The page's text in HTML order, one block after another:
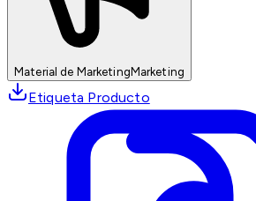
Material de MarketingMarketing
Etiqueta Producto